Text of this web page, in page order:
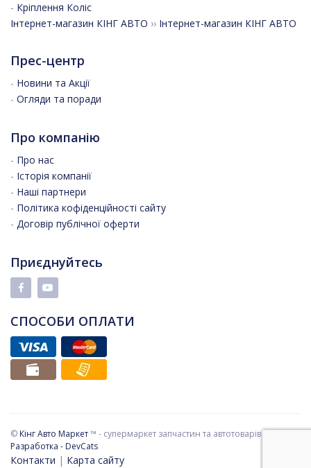
- Кріплення Коліс
Інтернет-магазин КІНГ АВТО ›› Інтернет-магазин КІНГ АВТО
Прес-центр
- Новини та Акції
- Огляди та поради
Про компанію
- Про нас
- Історія компанії
- Наші партнери
- Політика кофіденційності сайту
- Договір публічної оферти
Приєднуйтесь
СПОСОБИ ОПЛАТИ
© Кінг Авто Маркет™ - супермаркет запчастин та автотоварів
Разработка - DevCats
Контакти | Карта сайту